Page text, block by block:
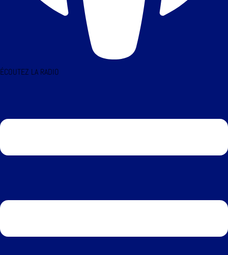
ÉCOUTEZ LA RADIO